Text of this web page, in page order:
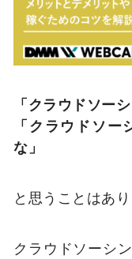
「クラウドソー
「クラウドソ
な 」
と思うことはあ
クラウドソーシ